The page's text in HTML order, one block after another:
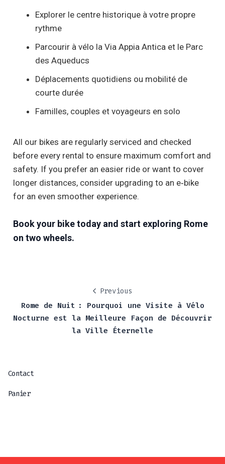
Explorer le centre historique à votre propre
rythme
Parcourir à vélo la Via Appia Antica et le Parc
des Aqueducs
Déplacements quotidiens ou mobilité de
courte durée
Familles, couples et voyageurs en solo
All our bikes are regularly serviced and checked
before every rental to ensure maximum comfort and
safety. If you prefer an easier ride or want to cover
longer distances, consider upgrading to an e‑bike
for an even smoother experience.
Book your bike today and start exploring Rome
on two wheels.
Previous
Rome de Nuit : Pourquoi une Visite à Vélo
Nocturne est la Meilleure Façon de Découvrir
la Ville Éternelle
Contact
Panier